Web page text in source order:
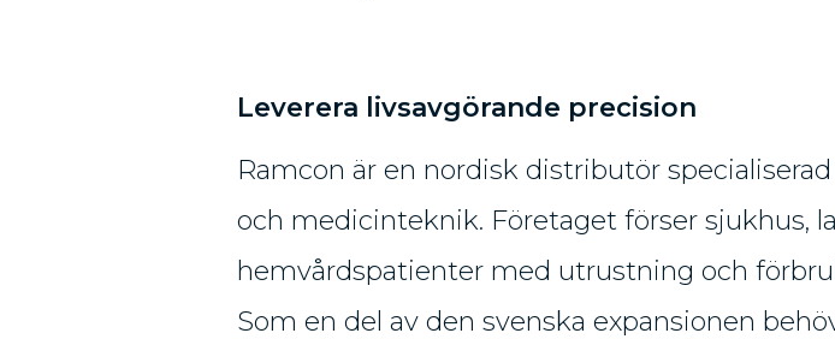
Leverera livsavgörande precision
Ramcon är en nordisk distributör
och medicinteknik. Företaget förser sjukhus,
hemvårdspatienter med utrustning och
Som en del av den svenska expansionen